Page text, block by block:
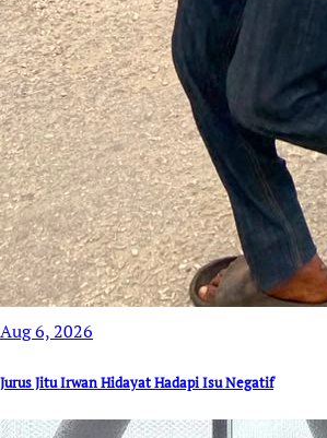
Aug 6, 2026
Jurus Jitu Irwan Hidayat Hadapi Isu Negatif